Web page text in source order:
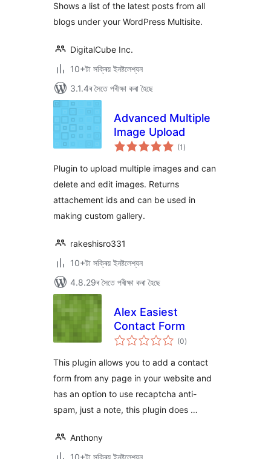
Shows a list of the latest posts from all
blogs under your WordPress Multisite.
DigitalCube Inc.
10+টা সক্ৰিয় ইনষ্টলেশ্যন
3.1.4ৰ সৈতে পৰীক্ষা কৰা হৈছে
Advanced Multiple
Image Upload
(1 টা
মুঠ)
Plugin to upload multiple images and can
delete and edit images. Returns
attachement ids and can be used in
making custom gallery.
rakeshisro331
10+টা সক্ৰিয় ইনষ্টলেশ্যন
4.8.29ৰ সৈতে পৰীক্ষা কৰা হৈছে
Alex Easiest
Contact Form
(0টা
মুঠ)
This plugin allows you to add a contact
form from any page in your website and
has an option to use recaptcha anti-
spam, just a note, this plugin does …
Anthony
10+টা সক্ৰিয় ইনষ্টলেশ্যন